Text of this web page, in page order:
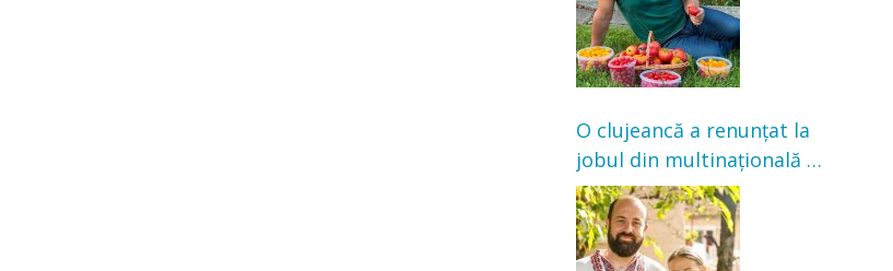
O clujeancă a renunțat la
jobul din multinațională și
s-a mutat la țară. Acum
cultivă legume în grădina
bunicilor